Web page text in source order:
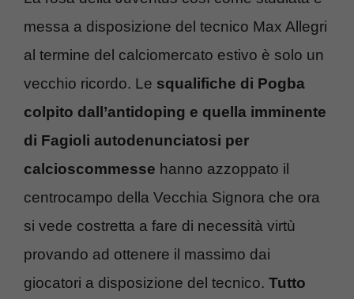
messa a disposizione del tecnico Max Allegri
al termine del calciomercato estivo è solo un
vecchio ricordo. Le squalifiche di Pogba
colpito dall’antidoping e quella imminente
di Fagioli autodenunciatosi per
calcioscommesse hanno azzoppato il
centrocampo della Vecchia Signora che ora
si vede costretta a fare di necessità virtù
provando ad ottenere il massimo dai
giocatori a disposizione del tecnico. Tutto